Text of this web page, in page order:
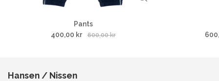
Pants
400,00 kr
600,00 kr
Hansen / Nissen